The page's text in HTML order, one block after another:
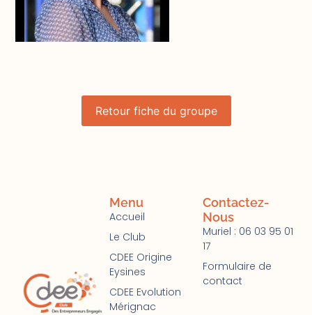
Retour fiche du groupe
Menu
Accueil
Le Club
CDEE Origine
Eysines
CDEE Evolution
Mérignac
Contactez-
Nous
Muriel : 06 03 95 01
17
Formulaire de
contact